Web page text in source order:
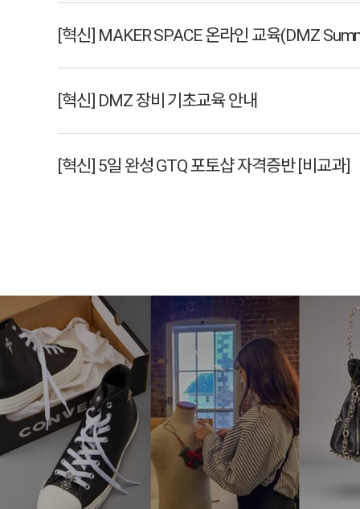
[혁신] DMZ 장비 기초교육 안내
[혁신] 5일 완성 GTQ 포토샵 자격증반 [비교과]